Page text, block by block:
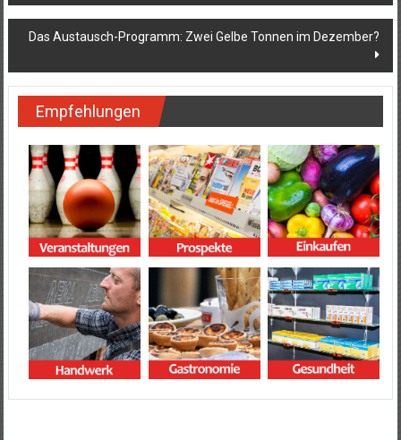
Das Austausch-Programm: Zwei Gelbe Tonnen im Dezember?
Empfehlungen